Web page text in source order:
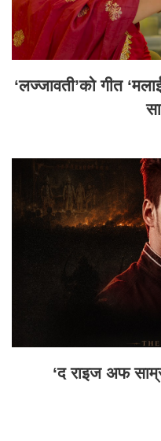
‘लज्जावती’को गीत
‘द राइज अफ